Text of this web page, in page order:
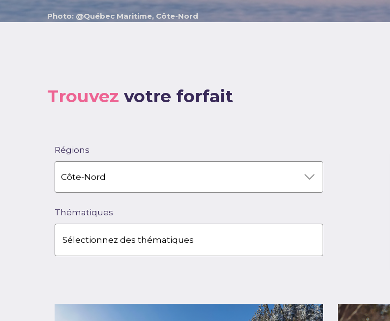
Photo: @Québec Maritime, Côte-Nord
Trouvez votre forfait
Régions
Thématiques